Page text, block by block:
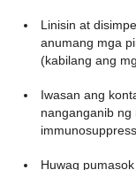
Linisin at
anumang mga
(kabilang ang
Iwasan ang
nanganganib ng
Huwag